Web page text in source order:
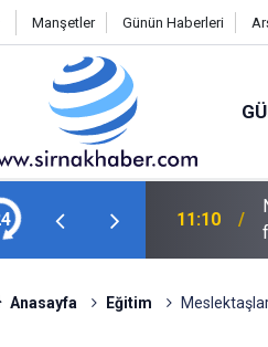
Manşetler Günün Haberleri
sunuyor 11:10
Anasayfa Eğitim